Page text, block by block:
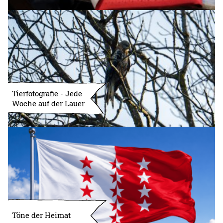
Tierfotografie - Jede
Woche auf der Lauer
Töne der Heimat